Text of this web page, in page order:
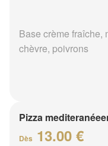
Base crème fraîche,
chèvre, poivrons
Pizza
Dès 13.00 €